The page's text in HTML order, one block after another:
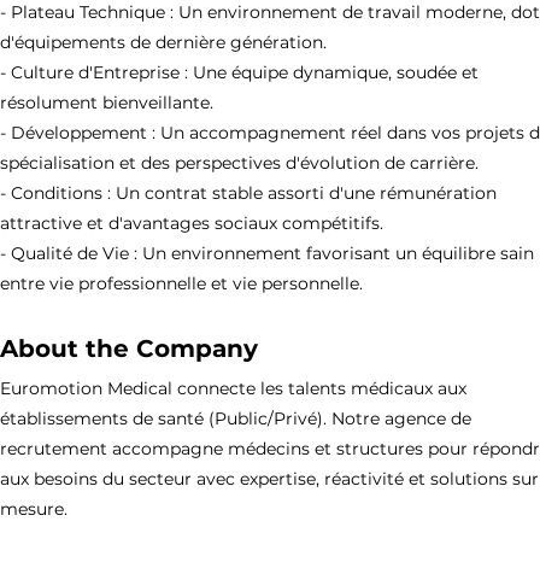
- Plateau Technique : Un environnement de travail moderne,
d'équipements de dernière génération.
- Culture d'Entreprise : Une équipe dynamique, soudée et
résolument bienveillante.
- Développement : Un accompagnement réel dans vos projets
spécialisation et des perspectives d'évolution de carrière.
- Conditions : Un contrat stable assorti d'une rémunération
attractive et d'avantages sociaux compétitifs.
- Qualité de Vie : Un environnement favorisant un équilibre sain
entre vie professionnelle et vie personnelle.
About the Company
Euromotion Medical connecte les talents médicaux aux
établissements de santé (Public/Privé). Notre agence de
recrutement accompagne médecins et structures pour
aux besoins du secteur avec expertise, réactivité et solutions sur
mesure.